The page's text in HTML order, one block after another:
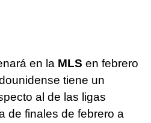
en la MLS en febrero
tiene un
al de las ligas
de finales de febrero a